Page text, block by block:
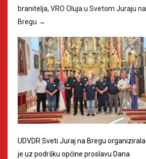
branitelja, VRO Oluja u Svetom Juraju na
Bregu →
UDVDR Sveti Juraj na Bregu organizirala
je uz podršku općine proslavu Dana